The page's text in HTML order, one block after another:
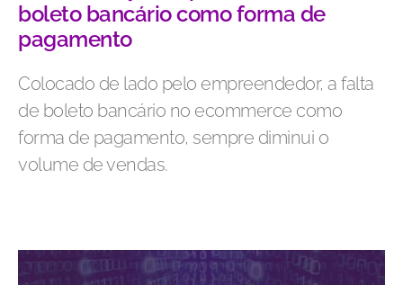
boleto bancário como forma de
pagamento
Colocado de lado pelo empreendedor, a falta
de boleto bancário no ecommerce como
forma de pagamento, sempre diminui o
volume de vendas.